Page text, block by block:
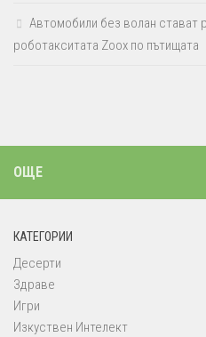
Автомобили без волан стават
роботакситата Zoox по пътищата
ОЩЕ
КАТЕГОРИИ
Десерти
Здраве
Игри
Изкуствен Интелект